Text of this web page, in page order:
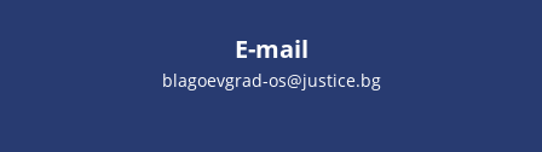
E-mail
blagoevgrad-os@justice.bg